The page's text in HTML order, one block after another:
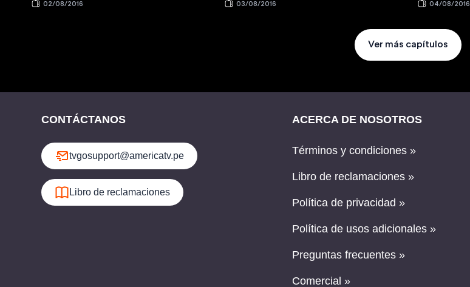
02/08/2016 03/08/2016 04/08/2016
Ver más capítulos
CONTÁCTANOS
tvgosupport@americatv.pe
Libro de reclamaciones
ACERCA DE NOSOTROS
Términos y condiciones »
Libro de reclamaciones »
Política de privacidad »
Política de usos adicionales »
Preguntas frecuentes »
Comercial »